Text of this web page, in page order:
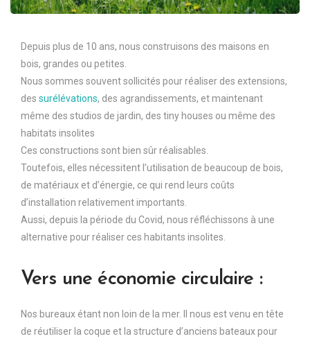
Depuis plus de 10 ans, nous construisons des maisons en
bois, grandes ou petites.
Nous sommes souvent sollicités pour réaliser des extensions,
des surélévations, des agrandissements, et maintenant
même des studios de jardin, des tiny houses ou même des
habitats insolites
Ces constructions sont bien sûr réalisables.
Toutefois, elles nécessitent l’utilisation de beaucoup de bois,
de matériaux et d’énergie, ce qui rend leurs coûts
d’installation relativement importants.
Aussi, depuis la période du Covid, nous réfléchissons à une
alternative pour réaliser ces habitants insolites.
Vers une économie circulaire :
Nos bureaux étant non loin de la mer. Il nous est venu en tête
de réutiliser la coque et la structure d’anciens bateaux pour